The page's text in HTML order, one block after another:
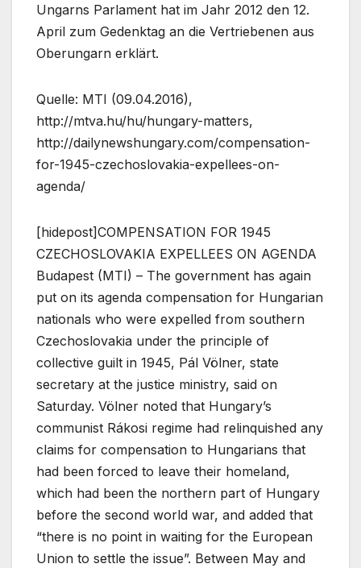
Ungarns Parlament hat im Jahr 2012 den 12.
April zum Gedenktag an die Vertriebenen aus
Oberungarn erklärt.
Quelle: MTI (09.04.2016),
http://mtva.hu/hu/hungary-matters,
http://dailynewshungary.com/compensation-
for-1945-czechoslovakia-expellees-on-
agenda/
[hidepost]COMPENSATION FOR 1945
CZECHOSLOVAKIA EXPELLEES ON AGENDA
Budapest (MTI) – The government has again
put on its agenda compensation for Hungarian
nationals who were expelled from southern
Czechoslovakia under the principle of
collective guilt in 1945, Pál Völner, state
secretary at the justice ministry, said on
Saturday. Völner noted that Hungary’s
communist Rákosi regime had relinquished any
claims for compensation to Hungarians that
had been forced to leave their homeland,
which had been the northern part of Hungary
before the second world war, and added that
“there is no point in waiting for the European
Union to settle the issue”. Between May and